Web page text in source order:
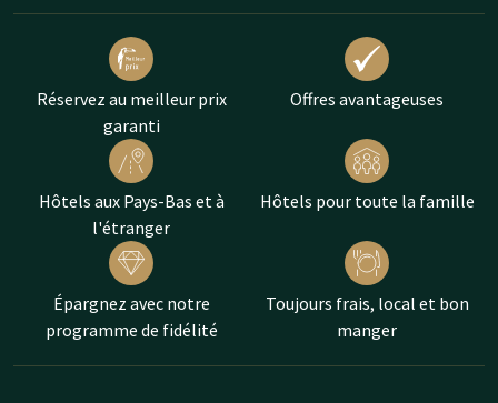
Réservez au meilleur prix
garanti
Offres avantageuses
Hôtels aux Pays-Bas et à
l'étranger
Hôtels pour toute la famille
Épargnez avec notre
programme de fidélité
Toujours frais, local et bon
manger